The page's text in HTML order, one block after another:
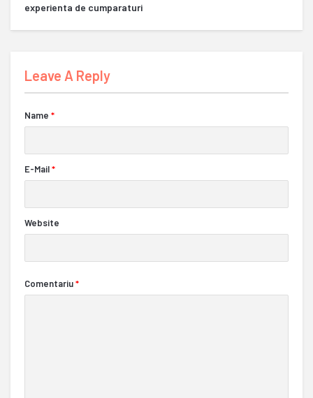
experienta de cumparaturi
Leave A Reply
Name *
E-Mail*
Website
Comentariu*